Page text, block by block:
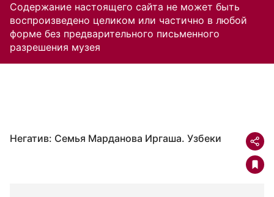
Содержание настоящего сайта не может быть
воспроизведено целиком или частично в любой
форме без предварительного письменного
разрешения музея
Негатив: Семья Марданова Иргаша. Узбеки